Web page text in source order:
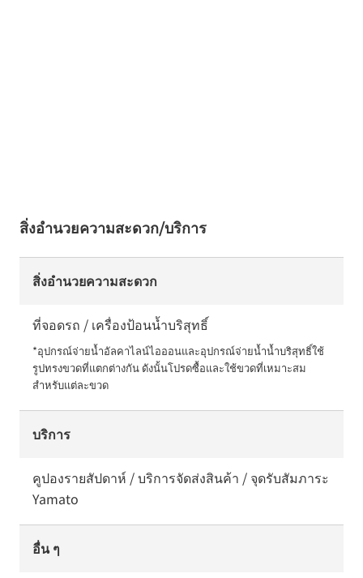
สิ่งอำนวยความสะดวก/บริการ
สิ่งอำนวยความสะดวก
ที่จอดรถ / เครื่องป้อนน้ำบริสุทธิ์
*อุปกรณ์จ่ายน้ำอัลคาไลน์ไอออนและอุปกรณ์จ่ายน้ำน้ำบริสุทธิ์ใช้
รูปทรงขวดที่แตกต่างกัน ดังนั้นโปรดซื้อและใช้ขวดที่เหมาะสม
สำหรับแต่ละขวด
บริการ
คูปองรายสัปดาห์ / บริการจัดส่งสินค้า / จุดรับสัมภาระ
Yamato
อื่น ๆ